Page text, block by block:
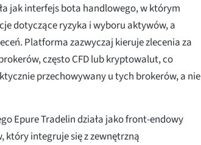
jak interfejs bota handlowego, w którym
dotyczące ryzyka i wyboru aktywów, a
Platforma zazwyczaj kieruje zlecenia za
często CFD lub kryptowalut, co
przechowywany u tych brokerów, a nie
Epure Tradelin działa jako front-endowy
który integruje się z zewnętrzną